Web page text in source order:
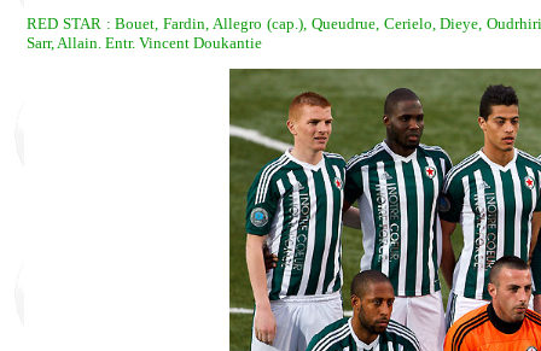
RED STAR : Bouet, Fardin, Allegro (cap.), Queudrue, Cerielo, Dieye,
Sarr, Allain. Entr. Vincent Doukantie